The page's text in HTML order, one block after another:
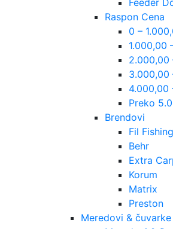
Raspon Cena
0 –
1.000,00
2.000,00
3.000,00
4.000,00
Preko
Brendovi
Fil Fishing
Behr
Extra
Korum
Matrix
Preston
Meredovi & čuvarke